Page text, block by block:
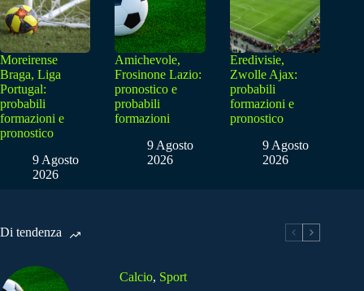
Moreirense
Braga, Liga
Portugal:
probabili
formazioni e
pronostico
9 Agosto
2026
Amichevole,
Frosinone Lazio:
pronostico e
probabili
formazioni
9 Agosto
2026
Eredivisie,
Zwolle Ajax:
probabili
formazioni e
pronostico
9 Agosto
2026
Di tendenza
Calcio, Sport